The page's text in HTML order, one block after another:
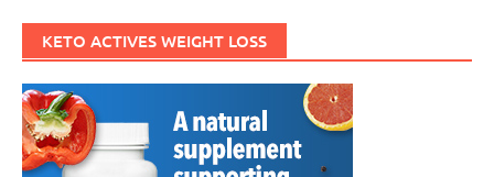
KETO ACTIVES WEIGHT LOSS